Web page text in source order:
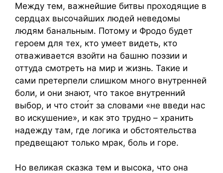
Между тем, важнейшие битвы проходящие в
сердцах высочайших людей неведомы
людям банальным. Потому и Фродо будет
героем для тех, кто умеет видеть, кто
отваживается взойти на башню поэзии и
оттуда смотреть на мир и жизнь. Такие и
сами претерпели слишком много внутренней
боли, и они знают, что такое внутренний
выбор, и что стоит за словами «не введи нас
во искушение», и как это трудно – хранить
надежду там, где логика и обстоятельства
предвещают только мрак, боль и горе.
Но великая сказка тем и высока, что она